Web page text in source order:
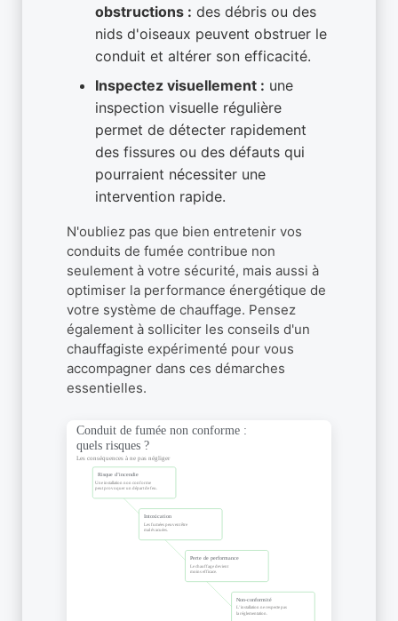
obstructions : des débris ou des
nids d'oiseaux peuvent obstruer le
conduit et altérer son efficacité.
Inspectez visuellement : une
inspection visuelle régulière
permet de détecter rapidement
des fissures ou des défauts qui
pourraient nécessiter une
intervention rapide.
N'oubliez pas que bien entretenir vos
conduits de fumée contribue non
seulement à votre sécurité, mais aussi à
optimiser la performance énergétique de
votre système de chauffage. Pensez
également à solliciter les conseils d'un
chauffagiste expérimenté pour vous
accompagner dans ces démarches
essentielles.